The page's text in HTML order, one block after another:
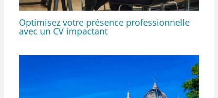
Optimisez votre présence professionnelle
avec un CV impactant